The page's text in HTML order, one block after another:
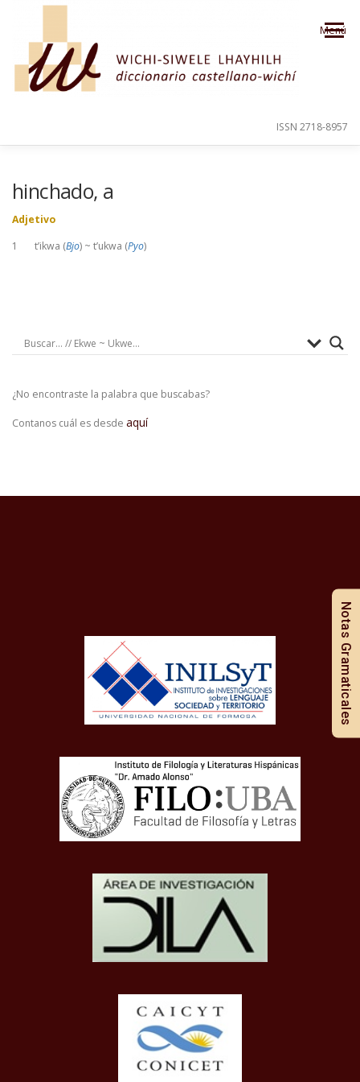
Saltar al contenido
Menú
ISSN 2718-8957
hinchado, a
Adjetivo
1 t’ikwa (Bjo) ~ t’ukwa (Pyo)
¿No encontraste la palabra que buscabas?
Contanos cuál es desde aquí
Notas Gramaticales